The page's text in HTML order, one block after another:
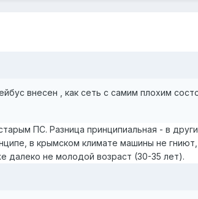
внесен , как сеть с самим плохим
ПС. Разница принципиальная - в
в крымском климате машины не
далеко не молодой возраст (30-35 лет).